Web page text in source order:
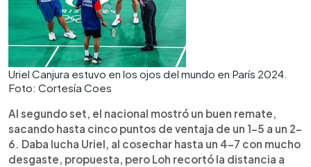
Uriel Canjura estuvo en los ojos del mundo en París 2024.
Foto: Cortesía Coes
Al segundo set, el nacional mostró un buen remate,
sacando hasta cinco puntos de ventaja de un 1-5 a un 2-
6. Daba lucha Uriel, al cosechar hasta un 4-7 con mucho
desgaste, propuesta, pero Loh recortó la distancia a